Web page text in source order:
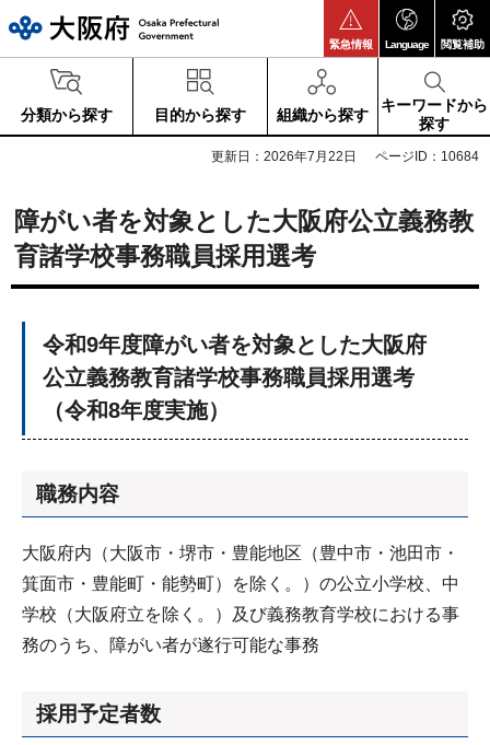
緊急情報 Language 閲覧補助
分類から探す 目的から探す 組織から探す
キーワードから
探す
更新日：2026年7月22日 ページID：10684
障がい者を対象とした大阪府公立義務教
育諸学校事務職員採用選考
令和9年度障がい者を対象とした大阪府
公立義務教育諸学校事務職員採用選考
（令和8年度実施）
職務内容
大阪府内（大阪市・堺市・豊能地区（豊中市・池田市・
箕面市・豊能町・能勢町）を除く。）の公立小学校、中
学校（大阪府立を除く。）及び義務教育学校における事
務のうち、障がい者が遂行可能な事務
採用予定者数